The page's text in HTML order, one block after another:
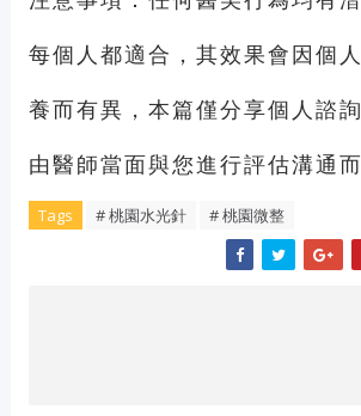
每個人都適合，其效果會因個
養而有異，本篇僅分享個人諮
由醫師當面與您進行評估溝通而
Tags # 桃園水光針 # 桃園微整